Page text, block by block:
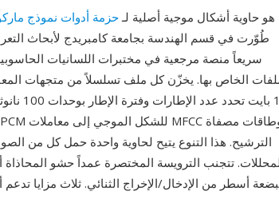
HTK هو حاوية أشكال موجية أصلية لـحزمة أدوات نموذج
الخاص بها. يخزّن كل ملف تسلسلاً من متجهات
12
الترشيح. هذا التنوع يتيح لحاوية واحدة حمل كل من
تتجنب الترويسة المختصرة عمداً حشو المحاذاة